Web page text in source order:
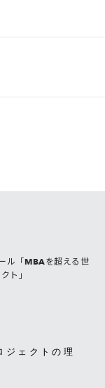
ル「MBAを超える世
ト」
ジェクトの理